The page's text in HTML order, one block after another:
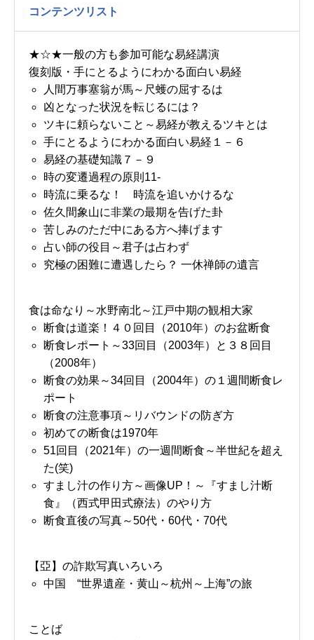
コンテンツリスト
★☆★一般の方も参加可能な易経講演
復刻版・手にとるようにわかる面白い易経
人間万事塞翁が馬～尺蠖の屈するは
凶となった状況を転じるには？
ツキに頼らないこと～易経が教えるツキとは
手にとるようにわかる面白い易経１－６
易経の基礎知識７－９
時の変遷過程の原則11-
時流に乗るな！ 時流を追いかけるな
佐久間象山に非業の最期を告げた卦
苦しみのただ中にある方へ捧げます
占い師の役目～君子は占わず
究極の困難に遭遇したら？ 一休禅師の遺言
食は命なり～水野南北～江戸中期の観相大家
断食は道楽！４０回目（2010年）のお盆断食
断食レポート～33回目（2003年）と３８回目
（2008年）
断食の効果～34回目（2004年）の１週間断食レ
ポート
断食の注意事項～リバウンドの防ぎ方
初めての断食は1970年
51回目（2021年）の一週間断食～半世紀を超え
た(笑)
すまし汁の作り方～画像UP！～『すまし汁断
食』（西式甲田式療法）のやり方
断食直後の写真～50代・60代・70代
【亞】の詐欺写真いろいろ
中国 “世界遺産・黄山～杭州～上海”の旅
ことば